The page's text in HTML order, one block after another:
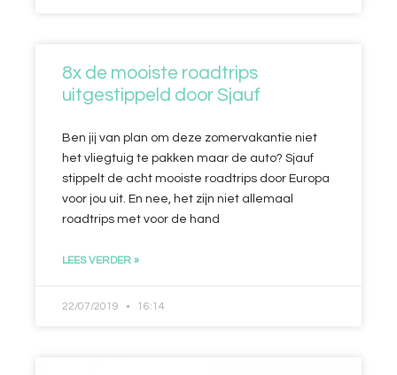
8x de mooiste roadtrips
uitgestippeld door Sjauf
Ben jij van plan om deze zomervakantie niet
het vliegtuig te pakken maar de auto? Sjauf
stippelt de acht mooiste roadtrips door Europa
voor jou uit. En nee, het zijn niet allemaal
roadtrips met voor de hand
LEES VERDER »
22/07/2019 16:14